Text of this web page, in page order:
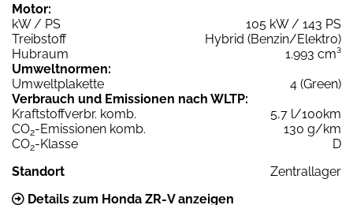
Motor:
kW / PS
105 kW / 143 PS
Treibstoff
Hybrid (Benzin/Elektro)
Hubraum
1.993 cm³
Umweltnormen:
Umweltplakette
4 (Green)
Verbrauch und Emissionen nach WLTP:
Kraftstoffverbr. komb.
5,7 l/100km
CO2-Emissionen komb.
130 g/km
CO2-Klasse
D
Standort
Zentrallager
Details zum Honda ZR-V anzeigen